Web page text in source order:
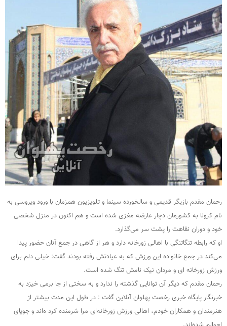
رحمان مقدم بازیگر قدیمی و سالخورده سینما و تلویزیون همزمان با ورود ویروسی به
نام کرونا به کشورمان دچار عارضه مغزی شده است و هم اکنون در منزل شخصی
خود و دوران نقاهت را پشت سر می‌گذارد.
او که رابطه تنگاتنگی با اهالی زورخانه دارد و هر از گاهی در جمع آنان حضور پیدا
می‌کند در جمع خانواده این ورزش که به عیادتش رفته بودند گفت: خیلی دلم برای
ورزش زورخانه ای و مردان نیک نامش تنگ شده است.
رحمان مقدم که دیگر آن توانایی گذشته را ندارد و به سختی از جا برمی خیزد به
خبرنگار پایگاه خبری رخصت پهلوان آنلاین گفت : در طول این مدت بیشتر از
هنرمندان و همکاران خودم، اهالی ورزش زورخانه‌ای مرا شرمنده کرد ه‌اند و جویای